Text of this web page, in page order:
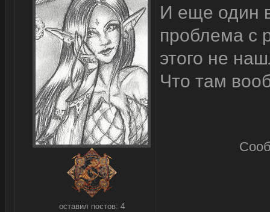
оставил постов: 4
И еще один
проблема с
этого не
Что там